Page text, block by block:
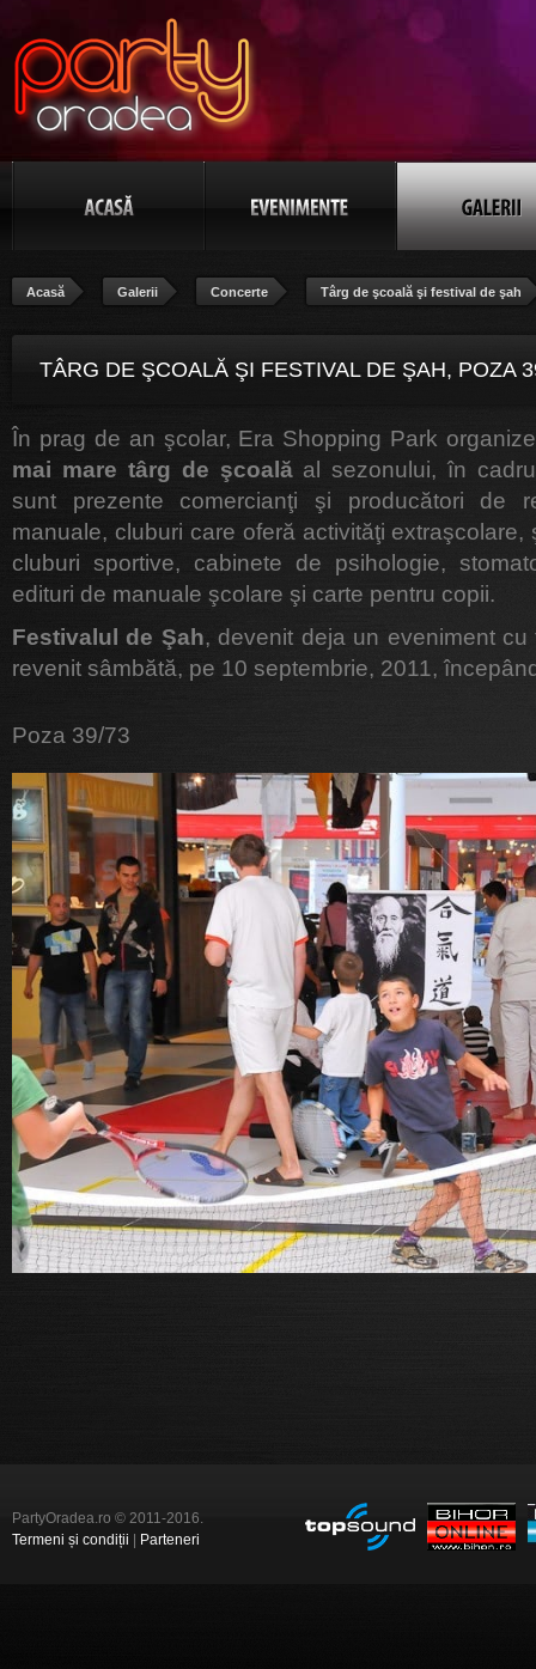
Acasă Galerii Concerte Târg de şcoală şi festival de şah
TÂRG DE ŞCOALĂ ŞI FESTIVAL DE ŞAH, POZA
În prag de an şcolar, Era Shopping Park
mai mare târg de şcoalăal sezonului, în
sunt prezente comercianţi şi producători de
manuale, cluburi care oferă activităţi
cluburi sportive, cabinete de psihologie,
edituri de manuale şcolare şi carte pentru copii.
Festivalul de Şah, devenit deja un eveniment
revenit sâmbătă, pe 10 septembrie, 2011,
Poza 39/73
PartyOradea.ro © 2011-2016.
Termeni și condiții
Parteneri